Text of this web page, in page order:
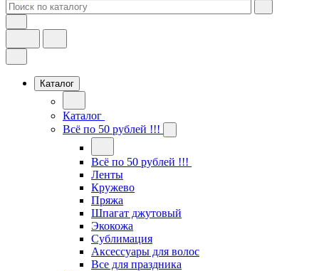
Каталог
Каталог
Всё по 50 рублей !!!
Всё по 50 рублей !!!
Ленты
Кружево
Пряжа
Шпагат джутовый
Экокожа
Сублимация
Аксессуары для волос
Все для праздника